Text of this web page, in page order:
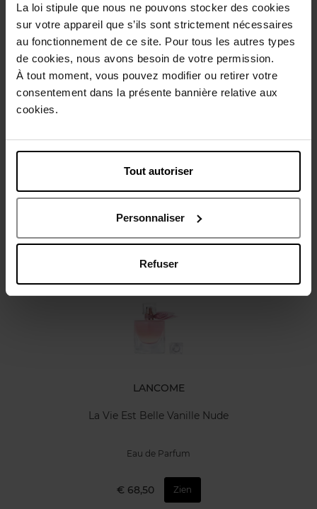
La loi stipule que nous ne pouvons stocker des cookies
sur votre appareil que s’ils sont strictement nécessaires
au fonctionnement de ce site. Pour tous les autres types
de cookies, nous avons besoin de votre permission.
À tout moment, vous pouvez modifier ou retirer votre
consentement dans la présente bannière relative aux
cookies.
Tout autoriser
Personnaliser
Refuser
Beschrijving
Gebruiksadvies
LANCOME
La Vie Est Belle Vanille Nude
Eau de Parfum
€ 68,50 Zien